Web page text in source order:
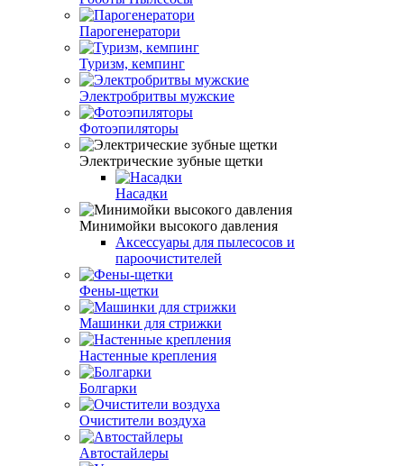
Парогенератори
Туризм, кемпинг
Электробритвы мужские
Фотоэпиляторы
Электрические зубные щетки
Насадки
Минимойки высокого давления
Аксессуары для пылесосов и
пароочистителей
Фены-щетки
Машинки для стрижки
Настенные крепления
Болгарки
Очистители воздуха
Автостайлеры